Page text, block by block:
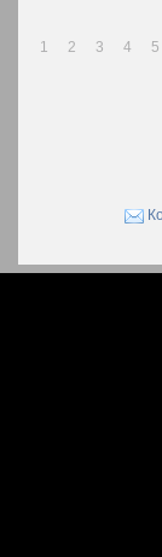
1 2 3 4 5